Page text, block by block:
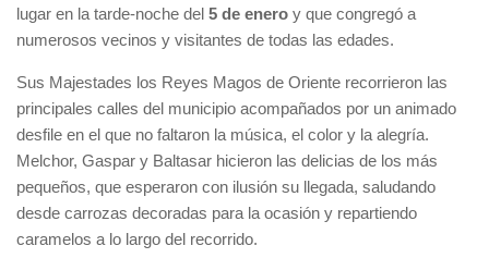
lugar en la tarde-noche del 5 de enero y que congregó a
numerosos vecinos y visitantes de todas las edades.
Sus Majestades los Reyes Magos de Oriente recorrieron las
principales calles del municipio acompañados por un animado
desfile en el que no faltaron la música, el color y la alegría.
Melchor, Gaspar y Baltasar hicieron las delicias de los más
pequeños, que esperaron con ilusión su llegada, saludando
desde carrozas decoradas para la ocasión y repartiendo
caramelos a lo largo del recorrido.